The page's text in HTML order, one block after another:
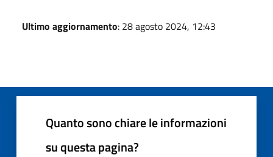
Ultimo aggiornamento: 28 agosto 2024, 12:43
Quanto sono chiare le informazioni
su questa pagina?